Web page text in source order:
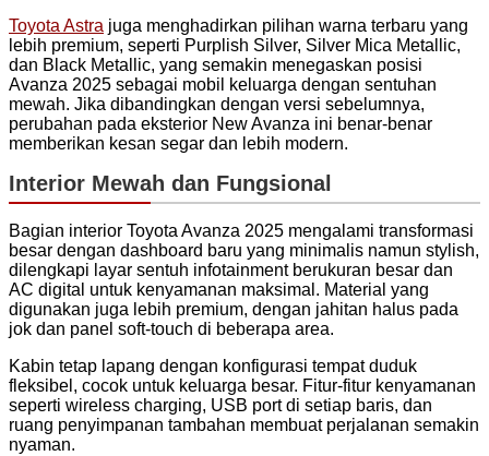
Toyota Astra juga menghadirkan pilihan warna terbaru yang
lebih premium, seperti Purplish Silver, Silver Mica Metallic,
dan Black Metallic, yang semakin menegaskan posisi
Avanza 2025 sebagai mobil keluarga dengan sentuhan
mewah. Jika dibandingkan dengan versi sebelumnya,
perubahan pada eksterior New Avanza ini benar-benar
memberikan kesan segar dan lebih modern.
Interior Mewah dan Fungsional
Bagian interior Toyota Avanza 2025 mengalami transformasi
besar dengan dashboard baru yang minimalis namun stylish,
dilengkapi layar sentuh infotainment berukuran besar dan
AC digital untuk kenyamanan maksimal. Material yang
digunakan juga lebih premium, dengan jahitan halus pada
jok dan panel soft-touch di beberapa area.
Kabin tetap lapang dengan konfigurasi tempat duduk
fleksibel, cocok untuk keluarga besar. Fitur-fitur kenyamanan
seperti wireless charging, USB port di setiap baris, dan
ruang penyimpanan tambahan membuat perjalanan semakin
nyaman.